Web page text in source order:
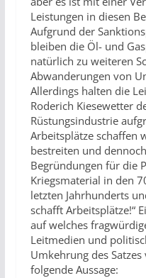
Leistungen in diesen
Aufgrund der
bleiben die Öl- und
natürlich zu weiteren
Abwanderungen von
Allerdings halten die
Roderich Kiesewetter
Rüstungsindustrie
Arbeitsplätze schaffen
bestreiten und
Begründungen für die
Kriegsmaterial in den
letzten Jahrhunderts
schafft Arbeitsplätze!“
auf welches
Leitmedien und
Umkehrung des
folgende Aussage: